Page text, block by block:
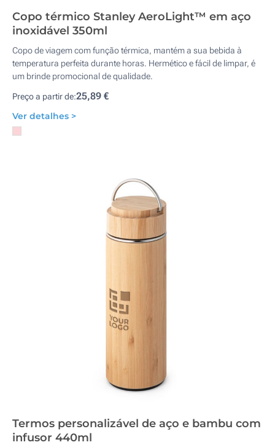
Copo térmico Stanley AeroLight™ em aço
inoxidável 350ml
Copo de viagem com função térmica, mantém a sua bebida à
temperatura perfeita durante horas. Hermético e fácil de limpar, é
um brinde promocional de qualidade.
Preço a partir de:25,89 €
Ver detalhes >
Termos personalizável de aço e bambu com
infusor 440ml